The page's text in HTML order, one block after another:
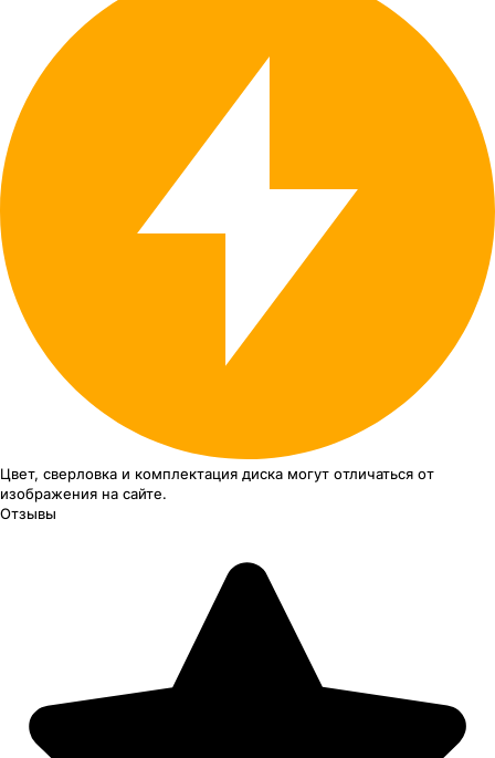
Цвет, сверловка и комплектация диска могут отличаться от
изображения на сайте.
Отзывы